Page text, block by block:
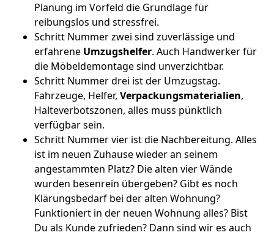
Planung im Vorfeld die Grundlage für
reibungslos und stressfrei.
Schritt Nummer zwei sind zuverlässige und
erfahrene Umzugshelfer. Auch Handwerker für
die Möbeldemontage sind unverzichtbar.
Schritt Nummer drei ist der Umzugstag.
Fahrzeuge, Helfer, Verpackungsmaterialien,
Halteverbotszonen, alles muss pünktlich
verfügbar sein.
Schritt Nummer vier ist die Nachbereitung. Alles
ist im neuen Zuhause wieder an seinem
angestammten Platz? Die alten vier Wände
wurden besenrein übergeben? Gibt es noch
Klärungsbedarf bei der alten Wohnung?
Funktioniert in der neuen Wohnung alles? Bist
Du als Kunde zufrieden? Dann sind wir es auch